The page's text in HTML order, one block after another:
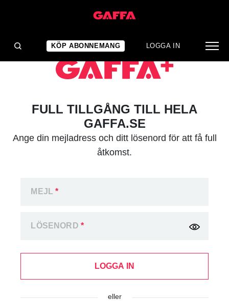
KÖP ABONNEMANG LOGGA IN
FULL TILLGÅNG TILL HELA
GAFFA.SE
Ange din mejladress och ditt lösenord för att få full
åtkomst.
MEJL*
LÖSENORD *
LOGGA IN
eller